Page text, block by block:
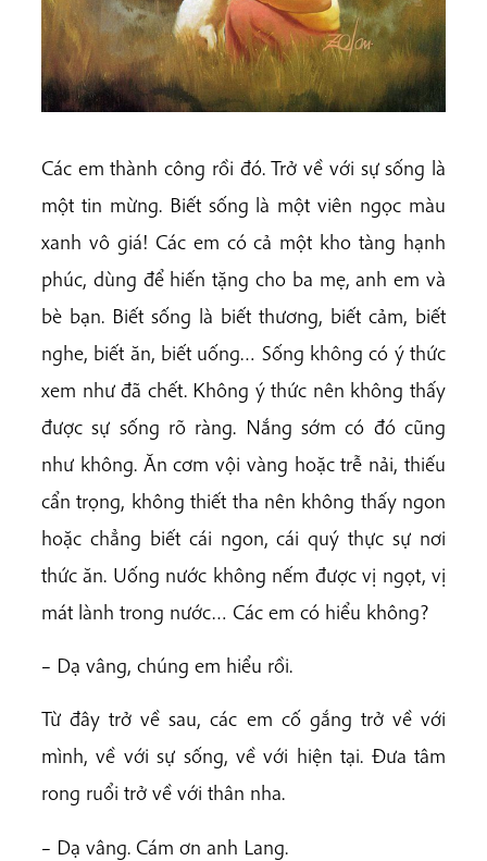
Các em thành công rồi đó. Trở về với sự sống là
một tin mừng. Biết sống là một viên ngọc màu
xanh vô giá! Các em có cả một kho tàng hạnh
phúc, dùng để hiến tặng cho ba mẹ, anh em và
bè bạn. Biết sống là biết thương, biết cảm, biết
nghe, biết ăn, biết uống… Sống không có ý thức
xem như đã chết. Không ý thức nên không thấy
được sự sống rõ ràng. Nắng sớm có đó cũng
như không. Ăn cơm vội vàng hoặc trễ nải, thiếu
cẩn trọng, không thiết tha nên không thấy ngon
hoặc chẳng biết cái ngon, cái quý thực sự nơi
thức ăn. Uống nước không nếm được vị ngọt, vị
mát lành trong nước… Các em có hiểu không?
– Dạ vâng, chúng em hiểu rồi.
Từ đây trở về sau, các em cố gắng trở về với
mình, về với sự sống, về với hiện tại. Đưa tâm
rong ruổi trở về với thân nha.
– Dạ vâng. Cám ơn anh Lang.